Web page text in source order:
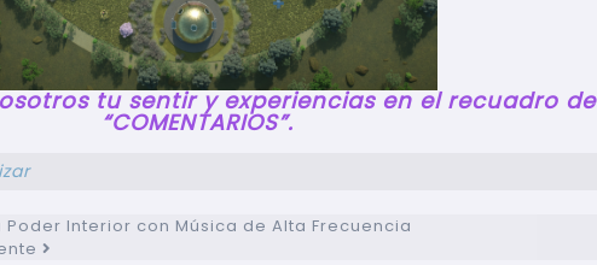
tu sentir y experiencias en el recuadro de
“COMENTARIOS”.
de entradas
tu Poder Interior con Música de Alta Frecuencia